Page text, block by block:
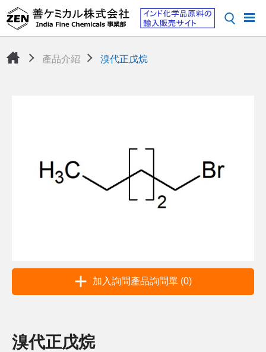
產品介紹 溴代正戊烷
加入詢問產品詢問單 (0)
溴代正戊烷